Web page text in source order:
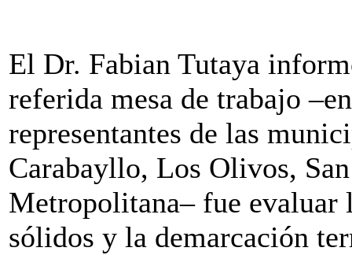
El Dr. Fabian Tutaya
referida mesa de trabajo
representantes de las
Carabayllo, Los Olivos,
Metropolitana– fue evaluar
sólidos y la demarcación